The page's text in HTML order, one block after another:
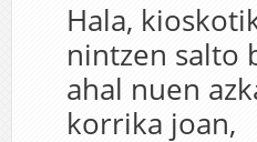
Hala,
nintzen salto
ahal nuen
korrika joan,